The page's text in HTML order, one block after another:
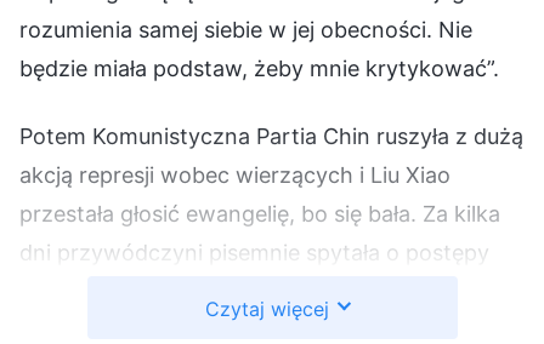
rozumienia samej siebie w jej obecności. Nie
będzie miała podstaw, żeby mnie krytykować”.
Potem Komunistyczna Partia Chin ruszyła z dużą
akcją represji wobec wierzących i Liu Xiao
przestała głosić ewangelię, bo się bała. Za kilka
dni przywódczyni pisemnie spytała o postępy
wytężonych wysiłków, o ile nie było zagrożenia.
Czytaj więcej